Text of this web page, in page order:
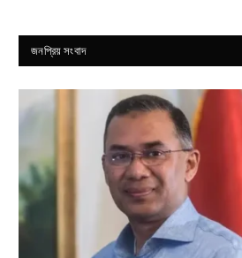
জনপ্রিয় সংবাদ